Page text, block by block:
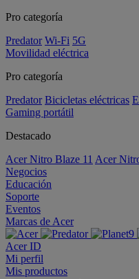
Pro categoría
Predator Wi-Fi 5G
Movilidad eléctrica
Pro categoría
Predator Bicicletas eléctricas
Gaming portátil
Destacado
Acer Nitro Blaze 11 Acer
Negocios
Educación
Soporte
Eventos
Marcas de Acer
Acer ID
Mi perfil
Mis productos